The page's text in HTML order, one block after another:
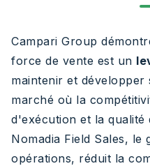
Campari Group
force de vente est un
maintenir et développer
marché où la
d'exécution et la qualité
Nomadia Field Sales, le
opérations, réduit la